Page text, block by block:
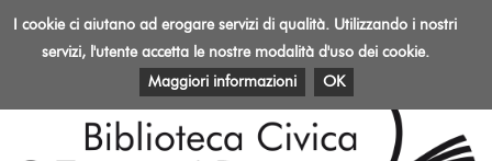
Toggle
Biblioteca
Rovereto
EVENTI E ATTIVITÀ PATRIMONIO E RISORSE
I cookie ci aiutano ad erogare servizi di qualità. Utilizzando i nostri
servizi, l'utente accetta le nostre modalità d'uso dei cookie.
Maggiori informazioni
OK